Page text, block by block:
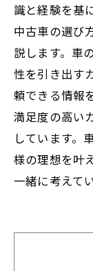
識と経験を基
中古車の選び
説します。車
性を引き出す
頼できる情報
満足度の高い
しています。
様の理想を叶
一緒に考えて